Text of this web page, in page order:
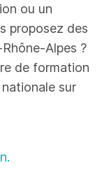
ou un
proposez des
Alpes ?
de formation
sur